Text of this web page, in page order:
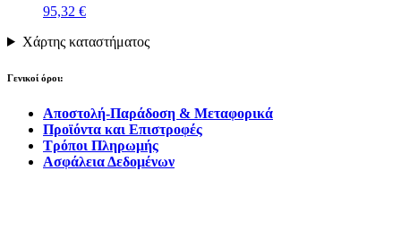
95,32 €
Χάρτης καταστήματος
Γενικοί όροι:
Αποστολή-Παράδοση & Μεταφορικά
Προϊόντα και Επιστροφές
Τρόποι Πληρωμής
Ασφάλεια Δεδομένων